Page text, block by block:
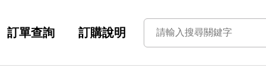
訂單查詢 訂購說明